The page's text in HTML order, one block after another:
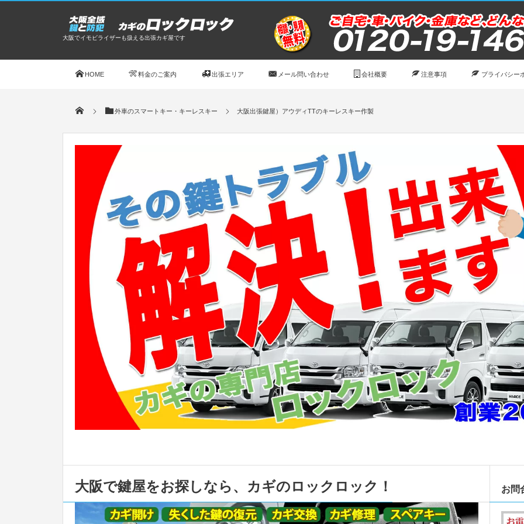
大阪でイモビライザーも扱える出張カギ屋です
HOME 料金のご案内 出張エリア メール問い合わせ 会社概要 注意事項 プライバシー
外車のスマートキー・キーレスキー 大阪出張鍵屋）アウディTTのキーレスキー作製
大阪で鍵屋をお探しなら、カギのロックロック！ お問